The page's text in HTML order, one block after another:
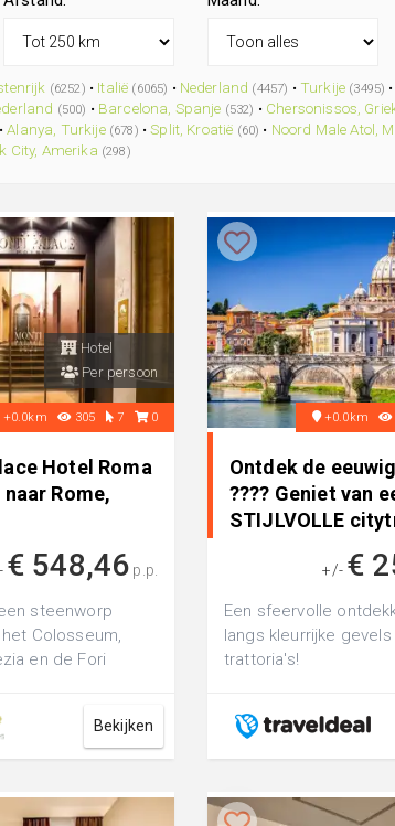
(6252) • Italië (6065) • Nederland (4457) • Turkije (3495) •
(500) • Barcelona, Spanje (532) • Chersonissos,
•Alanya, Turkije (678) •Split, Kroatië (60) • Noord Male Atol,
City, Amerika (298)
Hotel
Per persoon
+0.0km 305 7 0
Hotel Roma
naar Rome,
€ 548,46 p.p.
steenworp
Colosseum,
en de Fori
h...
Bekijken
+0.0km
Ontdek de
????️ Geniet van
STIJLVOLLE
+/- €
Een sfeervolle
langs kleurrijke gevels
trattoria's!